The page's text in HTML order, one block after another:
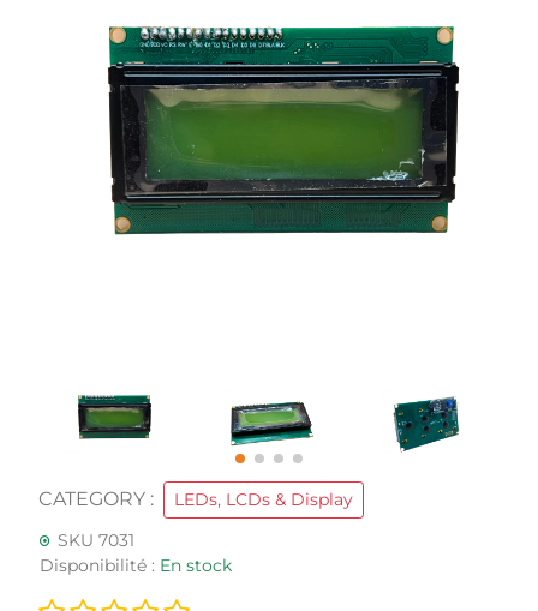
CATEGORY :
LEDs, LCDs & Display
SKU 7031
Disponibilité : En stock